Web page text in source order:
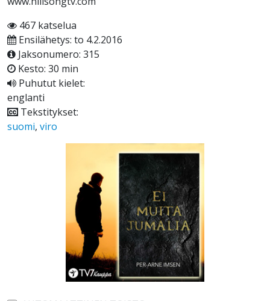
467 katselua
Ensilähetys: to 4.2.2016
Jaksonumero: 315
Kesto: 30 min
Puhutut kielet:
englanti
Tekstitykset:
suomi, viro